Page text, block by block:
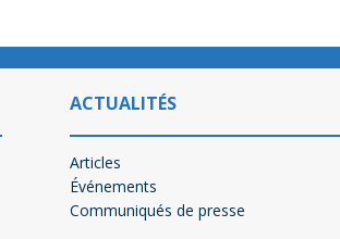
ACTUALITÉS
Articles
Événements
Communiqués de presse